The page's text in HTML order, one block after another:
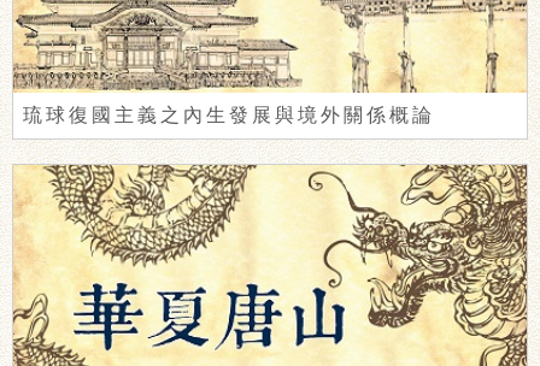
琉球復國主義之內生發展與境外關係概論